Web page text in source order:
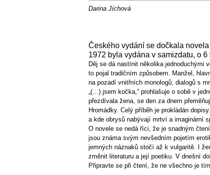
Darina Jíchová
Českého vydání se dočkala
1972 byla vydána v samizdatu, o
Děj se dá nastínit několika jednoduchými
to pojal tradičním způsobem. Manžel,
na pozadí vnitřních monologů, dialogů s
„(…) jsem kočka,“ prohlašuje o sobě v
přezdívala žena, se den za dnem
Hromádky. Celý příběh je prokládán
a kde obrysů nabývají mrtví a imaginární
O novele se nedá říci, že je snadným
jsou známa svým nevšedním pojetím
jemných náznaků stočí až k vulgaritě. I
změnit literaturu a její poetiku. V dnešní
Připravte se při čtení, že ne všechno je